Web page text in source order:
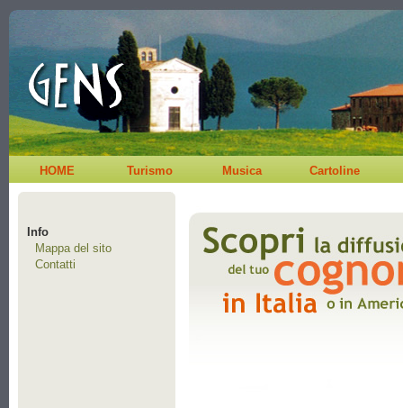
HOME Turismo Musica Cartoline
Info
Mappa del sito
Contatti